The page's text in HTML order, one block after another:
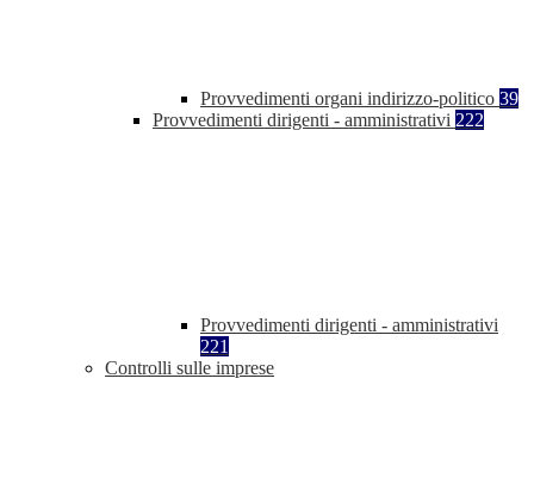
Provvedimenti organi indirizzo-politico 39
Provvedimenti dirigenti - amministrativi 222
Provvedimenti dirigenti - amministrativi
221
Controlli sulle imprese